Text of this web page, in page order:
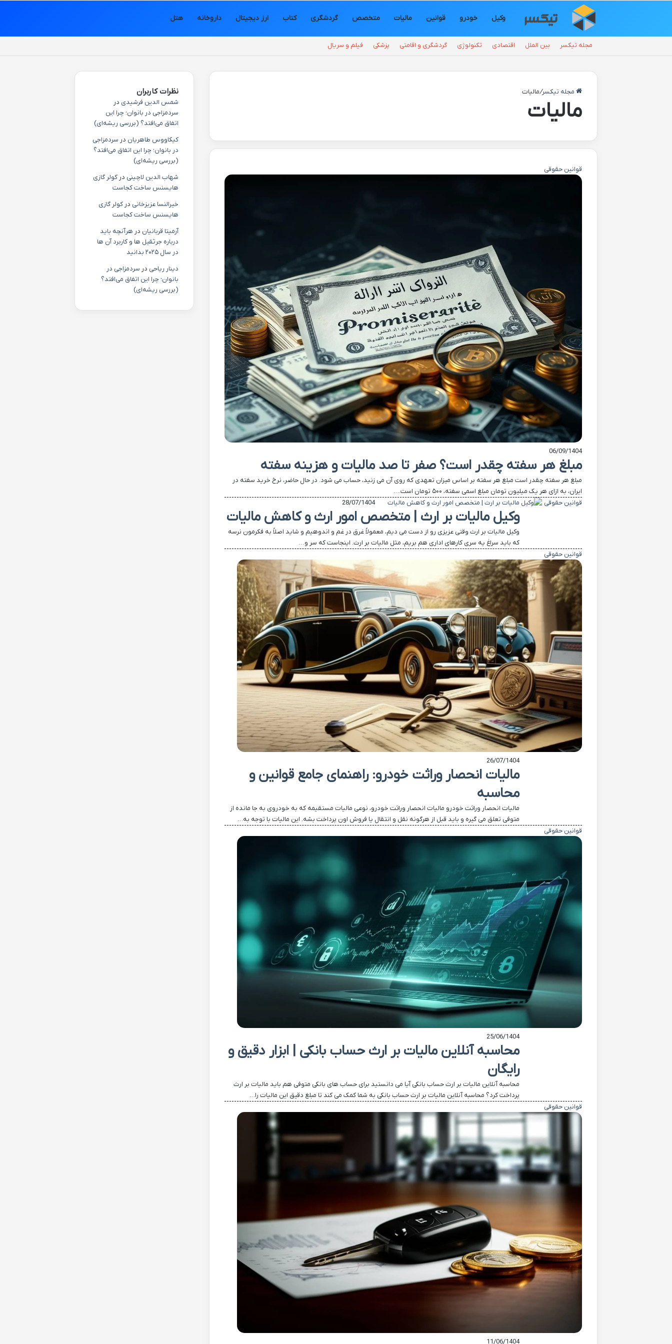
وکیل خودرو قوانین مالیات متخصص گردشگری کتاب ارز دیجیتال داروخانه هتل
مجله تیکسر بین الملل اقتصادی تکنولوژی گردشگری و اقامتی پزشکی فیلم و سریال
مجله تیکسر/مالیات
مالیات
قوانین حقوقی
06/09/1404
مبلغ هر سفته چقدر است؟ صفر تا صد مالیات و هزینه سفته
مبلغ هر سفته چقدر است مبلغ هر سفته بر اساس میزان تعهدی که روی آن می زنید، حساب می شود. در حال حاضر، نرخ خرید سفته در
ایران، به ازای هر یک میلیون تومان مبلغ اسمی سفته، ۵۰۰ تومان است.…
قوانین حقوقی
28/07/1404
وکیل مالیات بر ارث | متخصص امور ارث و کاهش مالیات
وکیل مالیات بر ارث وقتی عزیزی رو از دست می دیم، معمولاً غرق در غم و اندوهیم و شاید اصلاً به فکرمون نرسه
که باید سراغ یه سری کارهای اداری هم بریم، مثل مالیات بر ارث. اینجاست که سر و…
قوانین حقوقی
26/07/1404
مالیات انحصار وراثت خودرو: راهنمای جامع قوانین و
محاسبه
مالیات انحصار وراثت خودرو مالیات انحصار وراثت خودرو، نوعی مالیات مستقیمه که به خودروی به جا مانده از
متوفی تعلق می گیره و باید قبل از هرگونه نقل و انتقال یا فروش اون پرداخت بشه. این مالیات با توجه به…
قوانین حقوقی
25/06/1404
محاسبه آنلاین مالیات بر ارث حساب بانکی | ابزار دقیق و
رایگان
محاسبه آنلاین مالیات بر ارث حساب بانکی آیا می دانستید برای حساب های بانکی متوفی هم باید مالیات بر ارث
پرداخت کرد؟ محاسبه آنلاین مالیات بر ارث حساب بانکی به شما کمک می کند تا مبلغ دقیق این مالیات را…
قوانین حقوقی
11/06/1404
نظرات کاربران
شمس الدین فرشیدی در
سردمزاجی در بانوان؛ چرا این
اتفاق می‌افتد؟ (بررسی ریشه‌ای)
کیکاووس طاهریان در سردمزاجی
در بانوان؛ چرا این اتفاق می‌افتد؟
(بررسی ریشه‌ای)
شهاب الدین لاچینی در کولر گازی
هایسنس ساخت کجاست
خیرالنسا عزیزخانی در کولر گازی
هایسنس ساخت کجاست
آرمیتا قربانیان در هرآنچه باید
درباره جرثقیل ها و کاربرد آن ها
در سال ۲۰۲۵ بدانید
دینار ریاحی در سردمزاجی در
بانوان؛ چرا این اتفاق می‌افتد؟
(بررسی ریشه‌ای)